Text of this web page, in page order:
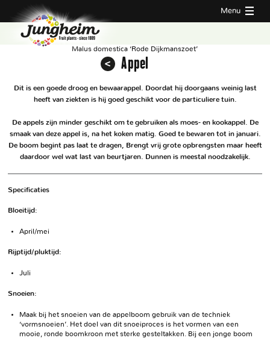
Menu
Malus domestica ‘Rode Dijkmanszoet’
Appel
Dit is een goede droog en bewaarappel. Doordat hij doorgaans weinig last
heeft van ziekten is hij goed geschikt voor de particuliere tuin.
De appels zijn minder geschikt om te gebruiken als moes- en kookappel. De
smaak van deze appel is, na het koken matig. Goed te bewaren tot in januari.
De boom begint pas laat te dragen, Brengt vrij grote opbrengsten maar heeft
daardoor wel wat last van beurtjaren. Dunnen is meestal noodzakelijk.
Specificaties
Bloeitijd:
April/mei
Rijptijd/pluktijd:
Juli
Snoeien:
Maak bij het snoeien van de appelboom gebruik van de techniek
‘vormsnoeien’. Het doel van dit snoeiproces is het vormen van een
mooie, ronde boomkroon met sterke gesteltakken. Bij een jonge boom